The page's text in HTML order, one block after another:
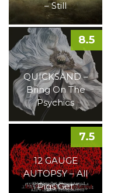
– Still
QUICKSAND –
Bring On The
Psychics
8.5
12 GAUGE
AUTOPSY – All
Pigs Get
7.5